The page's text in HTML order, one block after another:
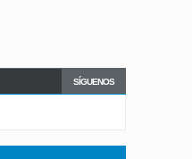
SÍGUENOS